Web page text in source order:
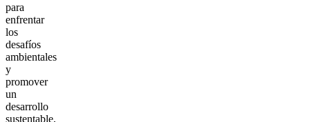
para
enfrentar
los
desafíos
ambientales
y
promover
un
desarrollo
sustentable,